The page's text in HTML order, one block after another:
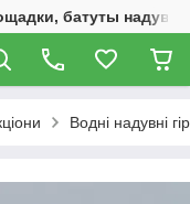
батуты
Водні надувні